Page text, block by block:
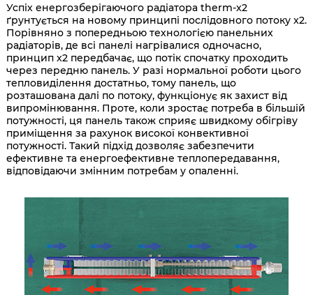
Успіх енергозберігаючого радіатора therm-x2
ґрунтується на новому принципі послідовного потоку x2.
Порівняно з попередньою технологією панельних
радіаторів, де всі панелі нагрівалися одночасно,
принцип x2 передбачає, що потік спочатку проходить
через передню панель. У разі нормальної роботи цього
тепловиділення достатньо, тому панель, що
розташована далі по потоку, функціонує як захист від
випромінювання. Проте, коли зростає потреба в більшій
потужності, ця панель також сприяє швидкому обігріву
приміщення за рахунок високої конвективної
потужності. Такий підхід дозволяє забезпечити
ефективне та енергоефективне теплопередавання,
відповідаючи змінним потребам у опаленні.